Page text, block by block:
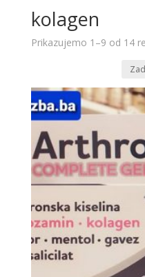
kolagen
Prikazujemo 1–9 od 14